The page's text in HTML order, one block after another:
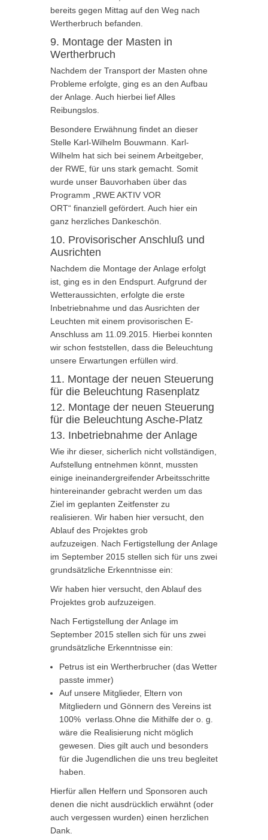
bereits gegen Mittag auf den Weg nach
Wertherbruch befanden.
9. Montage der Masten in
Wertherbruch
Nachdem der Transport der Masten ohne
Probleme erfolgte, ging es an den Aufbau
der Anlage. Auch hierbei lief Alles
Reibungslos.
Besondere Erwähnung findet an dieser
Stelle Karl-Wilhelm Bouwmann. Karl-
Wilhelm hat sich bei seinem Arbeitgeber,
der RWE, für uns stark gemacht. Somit
wurde unser Bauvorhaben über das
Programm „RWE AKTIV VOR
ORT“ finanziell gefördert. Auch hier ein
ganz herzliches Dankeschön.
10. Provisorischer Anschluß und
Ausrichten
Nachdem die Montage der Anlage erfolgt
ist, ging es in den Endspurt. Aufgrund der
Wetteraussichten, erfolgte die erste
Inbetriebnahme und das Ausrichten der
Leuchten mit einem provisorischen E-
Anschluss am 11.09.2015. Hierbei konnten
wir schon feststellen, dass die Beleuchtung
unsere Erwartungen erfüllen wird.
11. Montage der neuen Steuerung
für die Beleuchtung Rasenplatz
12. Montage der neuen Steuerung
für die Beleuchtung Asche-Platz
13. Inbetriebnahme der Anlage
Wie ihr dieser, sicherlich nicht vollständigen,
Aufstellung entnehmen könnt, mussten
einige ineinandergreifender Arbeitsschritte
hintereinander gebracht werden um das
Ziel im geplanten Zeitfenster zu
realisieren. Wir haben hier versucht, den
Ablauf des Projektes grob
aufzuzeigen. Nach Fertigstellung der Anlage
im September 2015 stellen sich für uns zwei
grundsätzliche Erkenntnisse ein:
Wir haben hier versucht, den Ablauf des
Projektes grob aufzuzeigen.
Nach Fertigstellung der Anlage im
September 2015 stellen sich für uns zwei
grundsätzliche Erkenntnisse ein:
Petrus ist ein Wertherbrucher (das Wetter
passte immer)
Auf unsere Mitglieder, Eltern von
Mitgliedern und Gönnern des Vereins ist
100% verlass.Ohne die Mithilfe der o. g.
wäre die Realisierung nicht möglich
gewesen. Dies gilt auch und besonders
für die Jugendlichen die uns treu begleitet
haben.
Hierfür allen Helfern und Sponsoren auch
denen die nicht ausdrücklich erwähnt (oder
auch vergessen wurden) einen herzlichen
Dank.